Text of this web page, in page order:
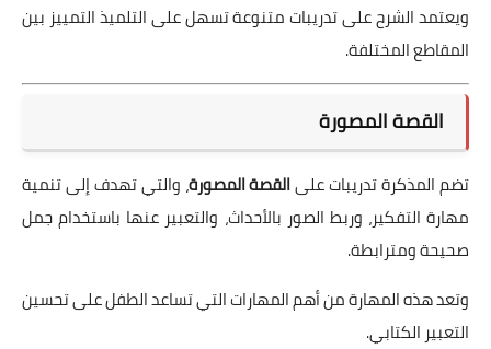
ويعتمد الشرح على تدريبات متنوعة تسهل على التلميذ التمييز بين
المقاطع المختلفة.
القصة المصورة
تضم المذكرة تدريبات علىالقصة المصورة، والتي تهدف إلى تنمية
مهارة التفكير، وربط الصور بالأحداث، والتعبير عنها باستخدام جمل
صحيحة ومترابطة.
وتعد هذه المهارة من أهم المهارات التي تساعد الطفل على تحسين
التعبير الكتابي.